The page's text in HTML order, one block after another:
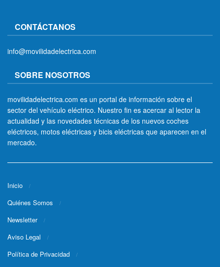
CONTÁCTANOS
info@movilidadelectrica.com
SOBRE NOSOTROS
movilidadelectrica.com es un portal de información sobre el
sector del vehículo eléctrico. Nuestro fin es acercar al lector la
actualidad y las novedades técnicas de los nuevos coches
eléctricos, motos eléctricas y bicis eléctricas que aparecen en el
mercado.
Inicio
Quiénes Somos
Newsletter
Aviso Legal
Política de Privacidad